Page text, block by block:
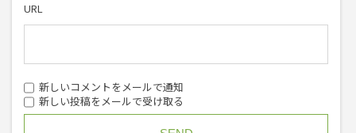
URL
新しいコメントをメールで通知
新しい投稿をメールで受け取る